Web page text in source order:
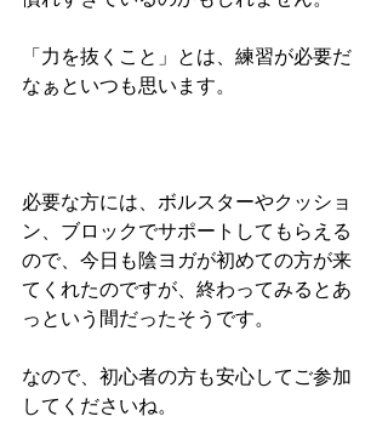
「力を抜くこと」とは、練習が必要だ
なぁといつも思います。
必要な方には、ボルスターやクッショ
ン、ブロックでサポートしてもらえる
ので、今日も陰ヨガが初めての方が来
てくれたのですが、終わってみるとあ
っという間だったそうです。
なので、初心者の方も安心してご参加
してくださいね。